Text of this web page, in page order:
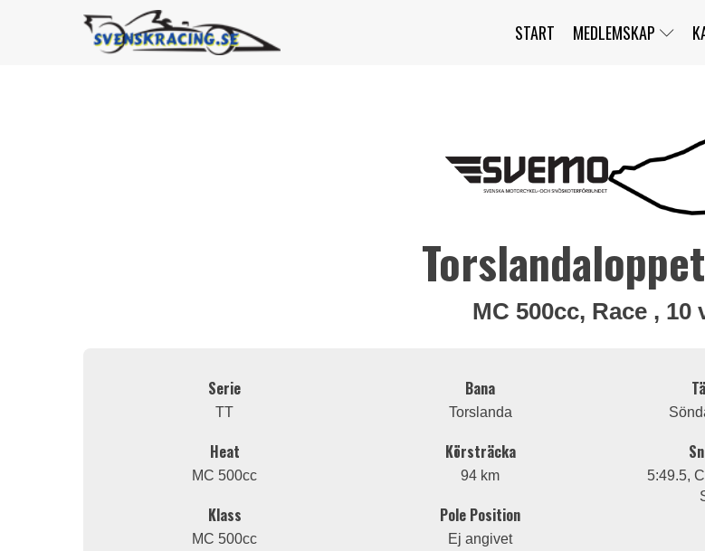
START MEDLEMSKAP
MC 500cc, Race , 10
Serie
TT
Heat
MC 500cc
Klass
MC 500cc
Bana
Torslanda
Körsträcka
94 km
Pole Position
Ej angivet
5:49.5,